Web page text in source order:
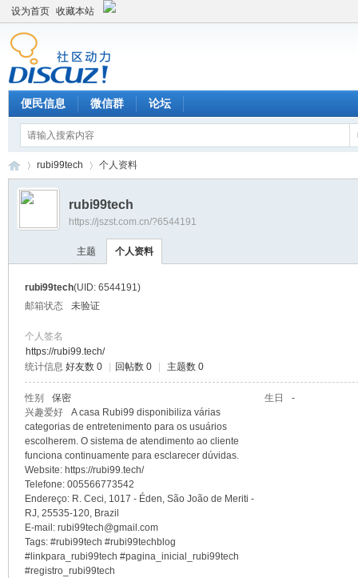
设为首页 收藏本站
便民信息 微信群 论坛
›
rubi99tech 个人资料
rubi99tech
https://jszst.com.cn/?6544191
主题 个人资料
rubi99tech(UID: 6544191)
邮箱状态
未验证
个人签名
https://rubi99.tech/
统计信息 好友数 0 回帖数 0 主题数 0
性别 保密 生日
-
兴趣爱好
A casa Rubi99 disponibiliza várias
categorias de entretenimento para os usuários
escolherem. O sistema de atendimento ao cliente
funciona continuamente para esclarecer dúvidas.
Website: https://rubi99.tech/
Telefone: 005566773542
Endereço: R. Ceci, 1017 - Éden, São João de Meriti -
RJ, 25535-120, Brazil
E-mail: rubi99tech@gmail.com
Tags: #rubi99tech #rubi99techblog
#linkpara_rubi99tech #pagina_inicial_rubi99tech
#registro_rubi99tech